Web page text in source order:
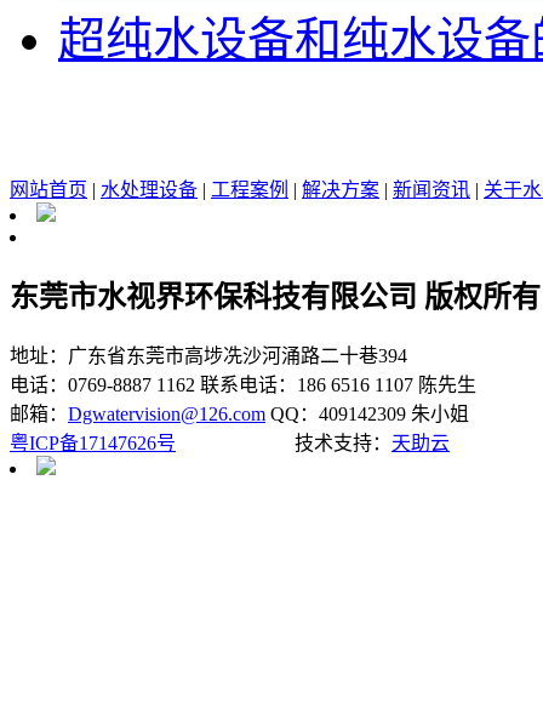
超纯水设备和纯水设
网站首页 | 水处理设备 | 工程案例 | 解决方案 | 新闻资讯 | 关于
东莞市水视界环保科技有限公司 版权所有
地址：广东省东莞市高埗冼沙河涌路二十巷394
电话：0769-8887 1162 联系电话：186 6516 1107 陈先生
邮箱： Dgwatervision@126.com QQ：409142309 朱小姐
粤ICP备17147626号
技术支持： 天助云